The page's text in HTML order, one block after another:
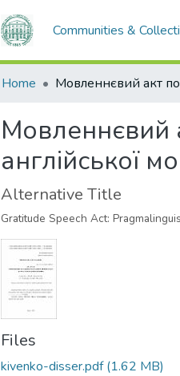
Communities &
Home
Мовленнєвий
англійської
Alternative Title
Gratitude Speech Act:
Files
kivenko-disser.pdf(1.62 MB)